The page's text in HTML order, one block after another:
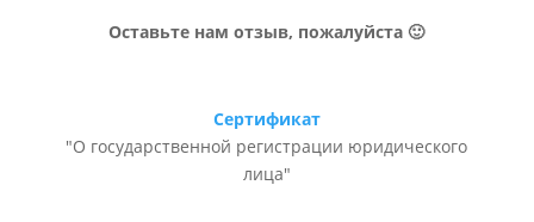
Оставьте нам отзыв, пожалуйста 🙂
Сертификат
"О государственной регистрации юридического
лица"